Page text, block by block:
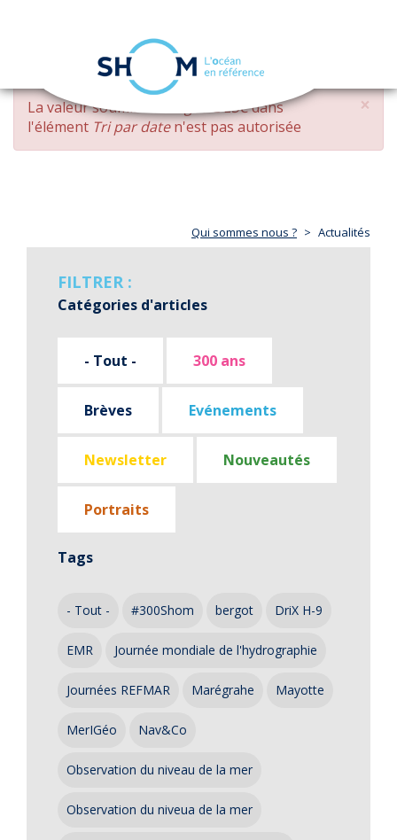
Aller
contenu
principal
navigation
×
MESSAGE
D'ERREUR
La valeur soumise changed DESCdans
l'élément Tri par daten'est pas autorisée
Qui sommes nous ? Actualités
FILTRER :
Catégories d'articles
- Tout - 300 ans
Brèves Evénements
Newsletter Nouveautés
Portraits
Tags
- Tout - #300Shom bergot DriX H-9
EMR Journée mondiale de l'hydrographie
Journées REFMAR Marégrahe Mayotte
MerIGéo Nav&Co
Observation du niveau de la mer
Observation du niveua de la mer